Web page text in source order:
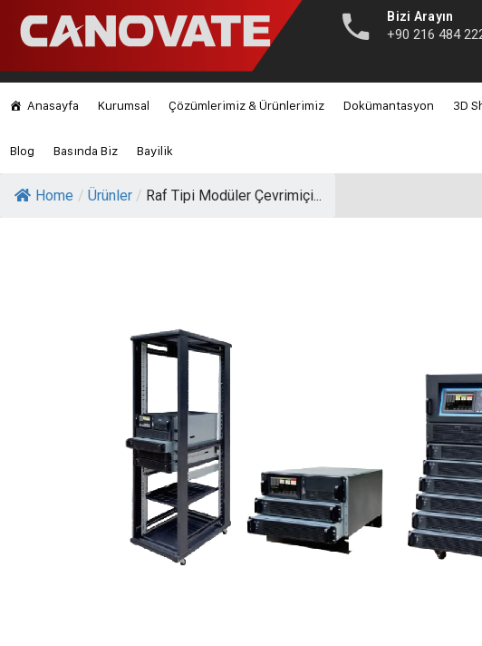
Bizi Arayın
+90 216 484
Anasayfa Kurumsal Çözümlerimiz & Ürünlerimiz Dokümantasyon 3D
Blog Basında Biz Bayilik
Home / Ürünler / Raf Tipi Modüler Çevrimiçi...